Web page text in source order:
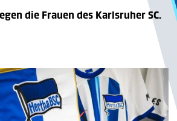
die Frauen des Karlsruher SC.